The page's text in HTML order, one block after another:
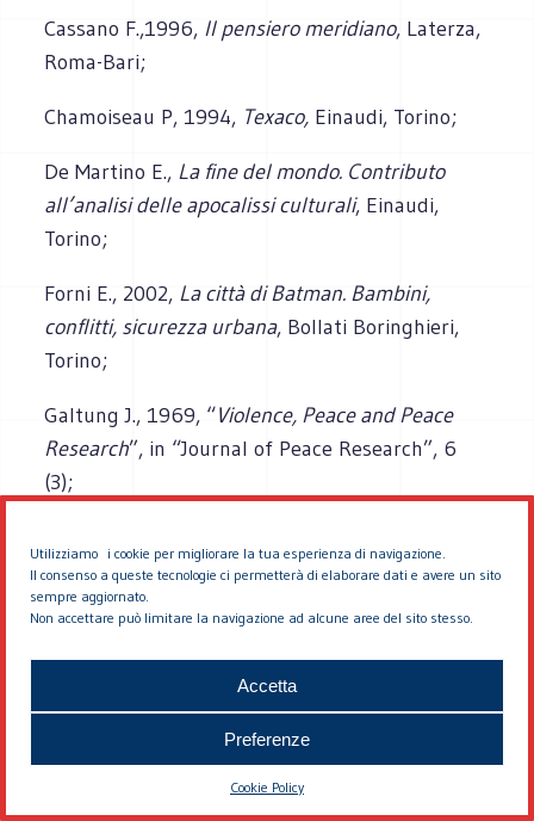
Utilizziamo i cookie per migliorare la tua esperienza di navigazione.
Il consenso a queste tecnologie ci permetterà di elaborare dati e avere un sito
sempre aggiornato.
Non accettare può limitare la navigazione ad alcune aree del sito stesso.
Accetta
Preferenze
Cookie Policy
Cassano F.,1996, Il pensiero meridiano, Laterza,
Roma-Bari;
Chamoiseau P, 1994, Texaco, Einaudi, Torino;
De Martino E., La fine del mondo. Contributo
all’analisi delle apocalissi culturali, Einaudi,
Torino;
Forni E., 2002, La città di Batman. Bambini,
conflitti, sicurezza urbana, Bollati Boringhieri,
Torino;
Galtung J., 1969, “Violence, Peace and Peace
Research”, in “Journal of Peace Research”, 6
(3);
of Peace Research”, 27 (3);
Hillman J., 2002,Politica della bellezza, Moretti
& Vitale, Bergamo;
Hillman J. e Truppi C., 2004,L’anima dei luoghi.
Conversazione con Carlo Truppi
Breve trattato sulla